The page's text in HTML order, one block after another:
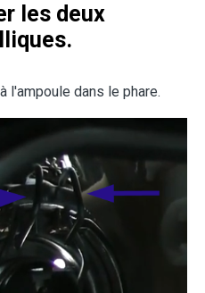
les deux
l'ampoule dans le phare.